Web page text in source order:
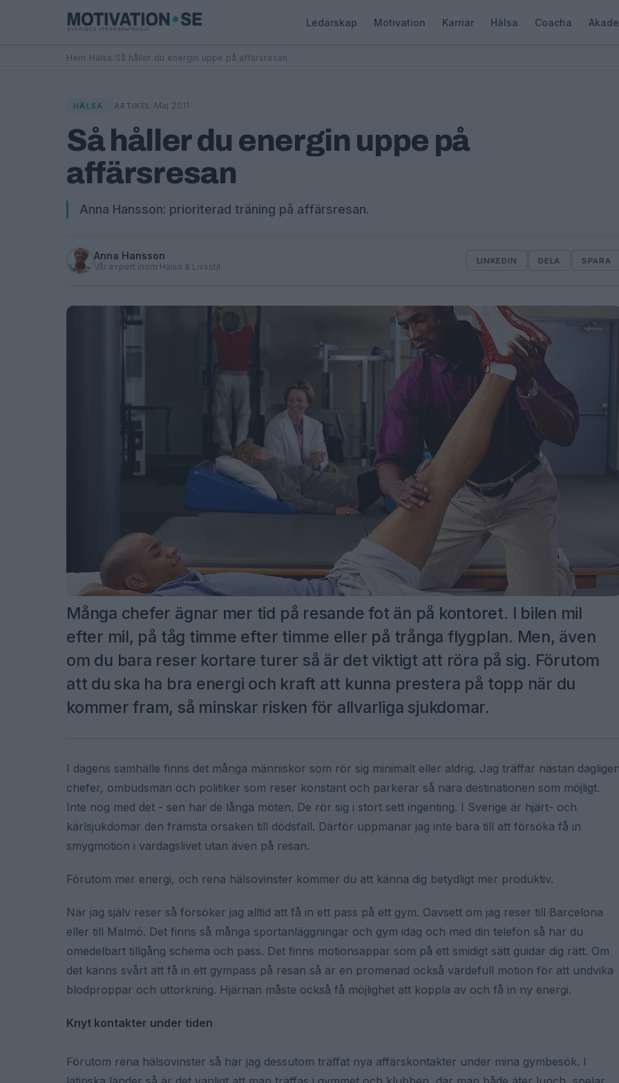
Ledarskap Motivation Karriär Hälsa Coacha
Hem Hälsa Så håller du energin uppe på affärsresan
HÄLSA ARTIKEL Maj 2011
Så håller du energin uppe på
affärsresan
Anna Hansson: prioriterad träning på affärsresan.
Anna Hansson
Vår expert inom Hälsa & Livsstil
LINKEDIN DELA SPARA
Många chefer ägnar mer tid på resande fot än på kontoret. I bilen mil
efter mil, på tåg timme efter timme eller på trånga flygplan. Men, även
om du bara reser kortare turer så är det viktigt att röra på sig. Förutom
att du ska ha bra energi och kraft att kunna prestera på topp när du
kommer fram, så minskar risken för allvarliga sjukdomar.
I dagens samhälle finns det många människor som rör sig minimalt eller aldrig. Jag träffar nästan
chefer, ombudsmän och politiker som reser konstant och parkerar så nära destinationen som möjligt.
Inte nog med det - sen har de långa möten. De rör sig i stort sett ingenting. I Sverige är hjärt- och
kärlsjukdomar den främsta orsaken till dödsfall. Därför uppmanar jag inte bara till att försöka få in
smygmotion i vardagslivet utan även på resan.
Förutom mer energi, och rena hälsovinster kommer du att känna dig betydligt mer produktiv.
När jag själv reser så försöker jag alltid att få in ett pass på ett gym. Oavsett om jag reser till Barcelona
eller till Malmö. Det finns så många sportanläggningar och gym idag och med din telefon så har du
omedelbart tillgång schema och pass. Det finns motionsappar som på ett smidigt sätt guidar dig rätt. Om
det känns svårt att få in ett gympass på resan så är en promenad också värdefull motion för att undvika
blodproppar och uttorkning. Hjärnan måste också få möjlighet att koppla av och få in ny energi.
Knyt kontakter under tiden
Förutom rena hälsovinster så har jag dessutom träffat nya affärskontakter under mina gymbesök. I